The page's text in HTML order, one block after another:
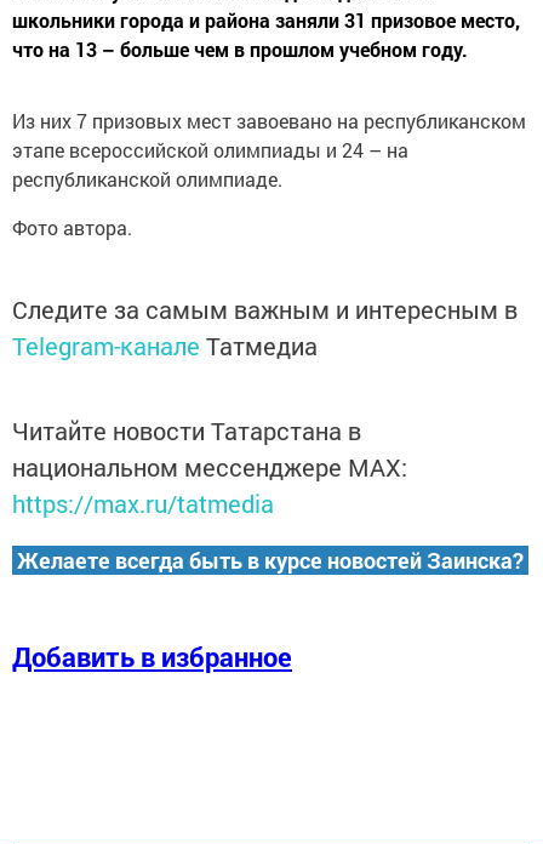
школьники города и района заняли 31 призовое место,
что на 13 – больше чем в прошлом учебном году.
Из них 7 призовых мест завоевано на республиканском
этапе всероссийской олимпиады и 24 – на
республиканской олимпиаде.
Фото автора.
Следите за самым важным и интересным в
Telegram-канале Татмедиа
Читайте новости Татарстана в
национальном мессенджере MАХ:
https://max.ru/tatmedia
Желаете всегда быть в курсе новостей Заинска?
Добавить в избранное